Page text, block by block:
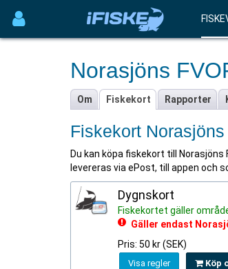
Norasjöns
Om Fiskekort Rapporter
Fiskekort
Du kan köpa fiskekort till
levereras via ePost, till appen och
Dygnskort
Fiskekortet gäller
Gäller endast
Pris: 50 kr (SEK)
Visa regler Köp